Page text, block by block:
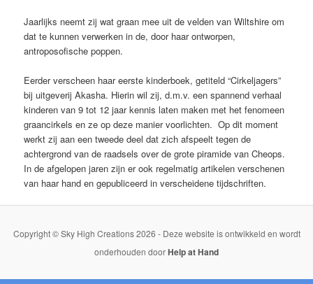
Jaarlijks neemt zij wat graan mee uit de velden van Wiltshire om
dat te kunnen verwerken in de, door haar ontworpen,
antroposofische poppen.
Eerder verscheen haar eerste kinderboek, getiteld “Cirkeljagers”
bij uitgeverij Akasha. Hierin wil zij, d.m.v. een spannend verhaal
kinderen van 9 tot 12 jaar kennis laten maken met het fenomeen
graancirkels en ze op deze manier voorlichten. Op dit moment
werkt zij aan een tweede deel dat zich afspeelt tegen de
achtergrond van de raadsels over de grote piramide van Cheops.
In de afgelopen jaren zijn er ook regelmatig artikelen verschenen
van haar hand en gepubliceerd in verscheidene tijdschriften.
Copyright © Sky High Creations 2026 - Deze website is ontwikkeld en wordt
onderhouden doorHelp at Hand